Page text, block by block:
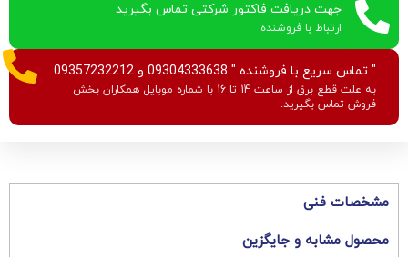
جهت دریافت فاکتور شرکتی تماس بگیرید
ارتباط با فروشنده
" تماس سریع با فروشنده " 09304333638 و 09357232212
به علت قطع برق از ساعت 14 تا 16 با شماره موبایل همکاران بخش
فروش تماس بگیرید.
مشخصات فنی
محصول مشابه و جایگزین